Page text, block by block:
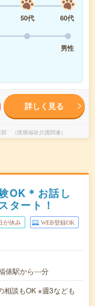
50代
60代
男性
詳しく見る
（医療福祉介護関連）
OK＊お話し
タート！
が休み WEB登録OK
俵駅から---分
相談もOK ※週3なども